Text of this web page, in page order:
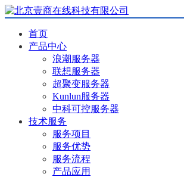
首页
产品中心
浪潮服务器
联想服务器
超聚变服务器
Kunlun服务器
中科可控服务器
技术服务
服务项目
服务优势
服务流程
产品应用